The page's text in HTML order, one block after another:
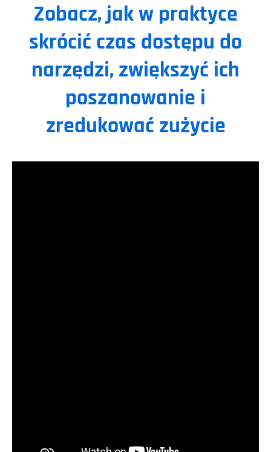
Zobacz, jak w praktyce
skrócić czas dostępu do
narzędzi, zwiększyć ich
poszanowanie i
zredukować zużycie